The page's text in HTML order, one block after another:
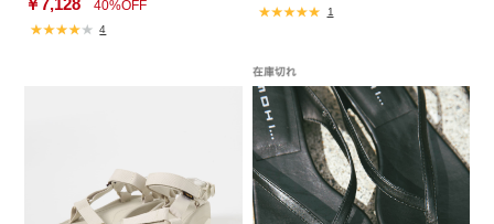
￥7,128 40%OFF
4
1